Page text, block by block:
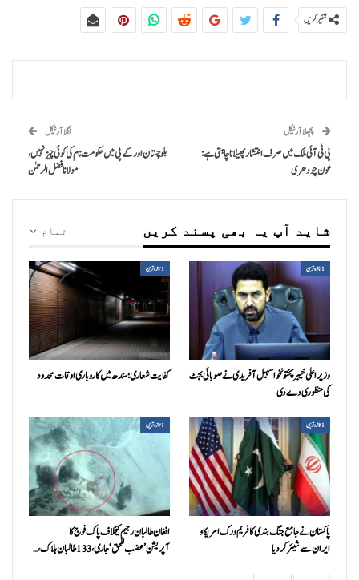
شئیر کریں
پچھلا آرٹیکل
پی ٹی آئی ملک میں صرف انتشار پھیلانا چاہتی ہے:
عون چودھری
اگلا آرٹیکل
بلوچستان اور کے پی میں حکومت نام کی کوئی چیز نہیں،
مولانا فضل الرحمٰن
تمام شاید آپ یہ بھی پسند کریں
1تازہ ترین
وزیراعلیٰ خیبرپختونخوا سہیل آفریدی نے صوبائی بجٹ
کی منظوری دے دی
1تازہ ترین
کفایت شعاری؛ سندھ میں کاروباری اوقات محدود
1تازہ ترین
پاکستان نے جامع جنگ بندی کا فریم ورک امریکا و
ایران سے شیئر کر دیا
1تازہ ترین
افغان طالبان رجیم کیخلاف پاک فوج کا
آپریشن’عضب للحق‘ جاری، 133 طالبان ہلاک،…